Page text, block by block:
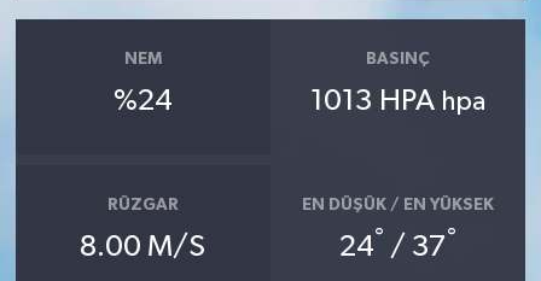
NEM
%24
BASINÇ
1013 HPA hpa
RÜZGAR
8.00 M/S
EN DÜŞÜK / EN YÜKSEK
24° / 37°